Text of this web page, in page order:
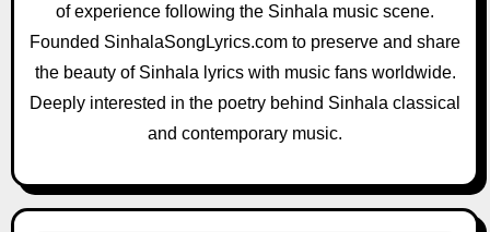
i
o
of experience following the Sinhala music scene.
Founded SinhalaSongLyrics.com to preserve and share
the beauty of Sinhala lyrics with music fans worldwide.
Deeply interested in the poetry behind Sinhala classical
and contemporary music.